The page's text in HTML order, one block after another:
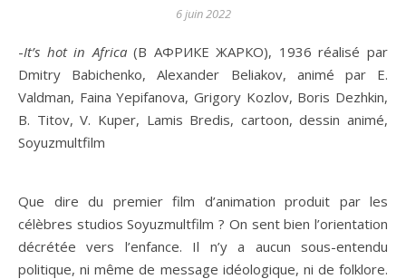
6 juin 2022
-It’s hot in Africa(В АФРИКЕ ЖАРКО), 1936 réalisé par
Dmitry Babichenko, Alexander Beliakov, animé par E.
Valdman, Faina Yepifanova, Grigory Kozlov, Boris Dezhkin,
B. Titov, V. Kuper, Lamis Bredis, cartoon, dessin animé,
Soyuzmultfilm
Que dire du premier film d’animation produit par les
célèbres studios Soyuzmultfilm ? On sent bien l’orientation
décrétée vers l’enfance. Il n’y a aucun sous-entendu
politique, ni même de message idéologique, ni de folklore.